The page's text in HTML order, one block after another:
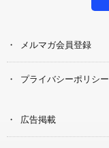
メルマガ会員登録
プライバシーポリシー
広告掲載